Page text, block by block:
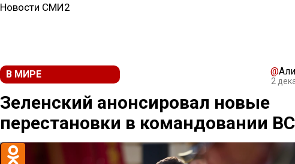
Новости СМИ2
В МИРЕ @
2
Зеленский анонсировал новые
перестановки в командовании